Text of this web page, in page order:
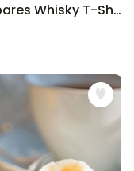
Personalisierbares Whisky T-Shirt mit Text